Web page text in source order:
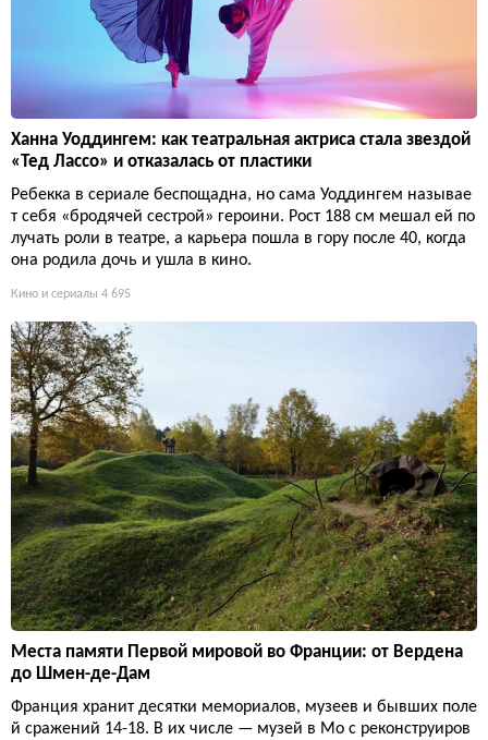
Ханна Уоддингем: как театральная актриса стала звездой
«Тед Лассо» и отказалась от пластики
Ребекка в сериале беспощадна, но сама Уоддингем называе
т себя «бродячей сестрой» героини. Рост 188 см мешал ей по
лучать роли в театре, а карьера пошла в гору после 40, когда
она родила дочь и ушла в кино.
Кино и сериалы 4 695
Места памяти Первой мировой во Франции: от Вердена
до Шмен-де-Дам
Франция хранит десятки мемориалов, музеев и бывших поле
й сражений 14-18. В их числе — музей в Мо с реконструиров